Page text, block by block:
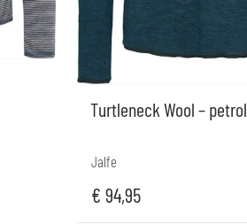
Turtleneck Wool – petrol
Jalfe
€ 94,95